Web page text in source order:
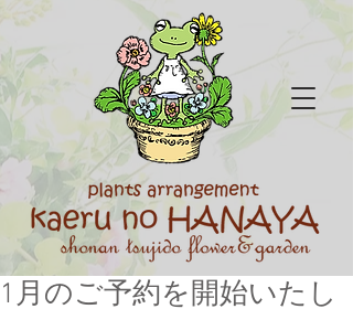
1月のご予約を開始いたし